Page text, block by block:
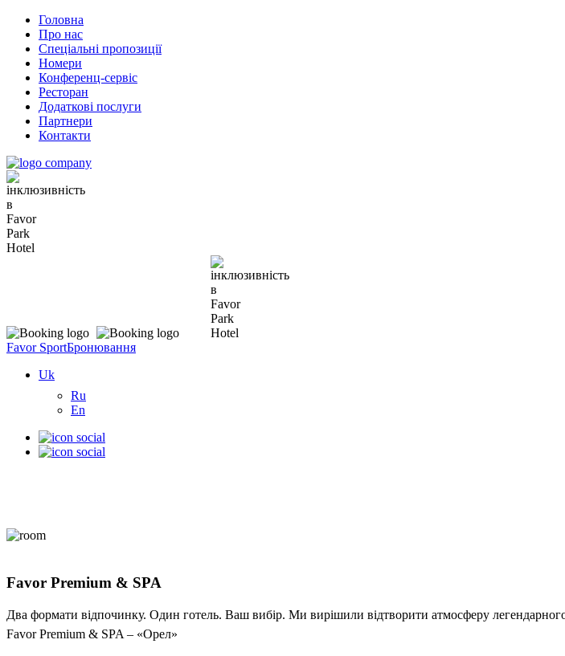
Головна
Про нас
Спеціальні пропозиції
Номери
Конференц-сервіс
Ресторан
Додаткові послуги
Партнери
Контакти
Favor SportБронювання
Uk
Ru
En
Favor Premium & SPA
Два формати відпочинку. Один готель. Ваш вибір. Ми вирішили відтворити атмосферу
Favor Premium & SPA – «Орел»